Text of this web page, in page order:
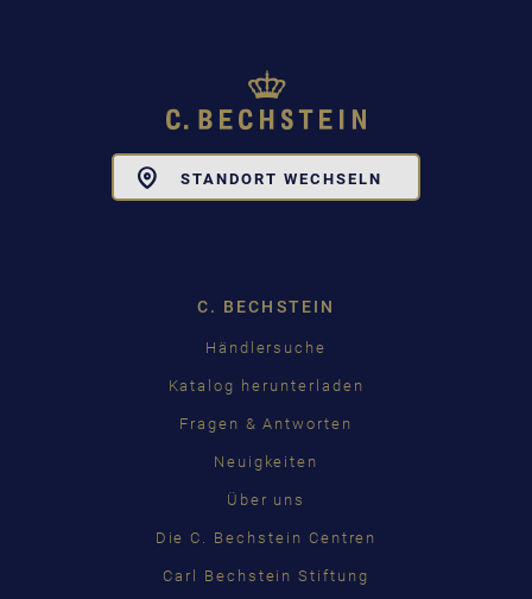
STANDORT WECHSELN
C. BECHSTEIN
Händlersuche
Katalog herunterladen
Fragen & Antworten
Neuigkeiten
Über uns
Die C. Bechstein Centren
Carl Bechstein Stiftung